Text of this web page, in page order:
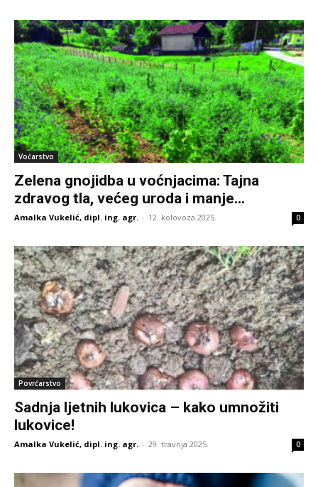
Voćarstvo
Zelena gnojidba u voćnjacima: Tajna
zdravog tla, većeg uroda i manje...
Amalka Vukelić, dipl. ing. agr. - 12. kolovoza 2025. 0
Povrćarstvo
Sadnja ljetnih lukovica – kako umnožiti
lukovice!
Amalka Vukelić, dipl. ing. agr. - 29. travnja 2025. 0